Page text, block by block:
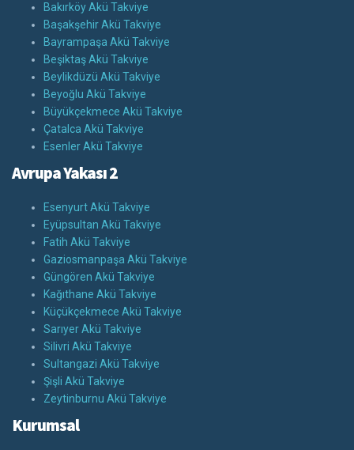
Bakırköy Akü Takviye
Başakşehir Akü Takviye
Bayrampaşa Akü Takviye
Beşiktaş Akü Takviye
Beylikdüzü Akü Takviye
Beyoğlu Akü Takviye
Büyükçekmece Akü Takviye
Çatalca Akü Takviye
Esenler Akü Takviye
Avrupa Yakası 2
Esenyurt Akü Takviye
Eyüpsultan Akü Takviye
Fatih Akü Takviye
Gaziosmanpaşa Akü Takviye
Güngören Akü Takviye
Kağıthane Akü Takviye
Küçükçekmece Akü Takviye
Sarıyer Akü Takviye
Silivri Akü Takviye
Sultangazi Akü Takviye
Şişli Akü Takviye
Zeytinburnu Akü Takviye
Kurumsal